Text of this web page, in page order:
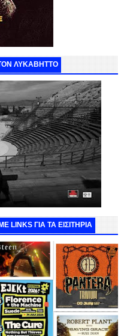
ΛΥΚΑΒΗΤΤΟ
LINKS ΓΙΑ ΤΑ ΕΙΣΙΤΗΡΙΑ